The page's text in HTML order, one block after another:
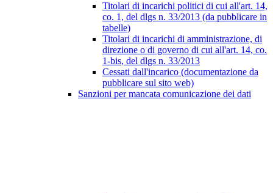
Titolari di incarichi politici di cui all'art. 14,
co. 1, del dlgs n. 33/2013 (da pubblicare in
tabelle)
Titolari di incarichi di amministrazione, di
direzione o di governo di cui all'art. 14, co.
1-bis, del dlgs n. 33/2013
Cessati dall'incarico (documentazione da
pubblicare sul sito web)
Sanzioni per mancata comunicazione dei dati